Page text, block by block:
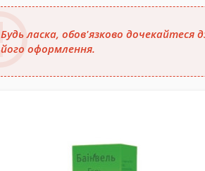
Будь ласка, обов'язково дочекайтеся
його оформлення.